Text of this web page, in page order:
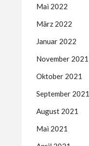
Mai 2022
März 2022
Januar 2022
November 2021
Oktober 2021
September 2021
August 2021
Mai 2021